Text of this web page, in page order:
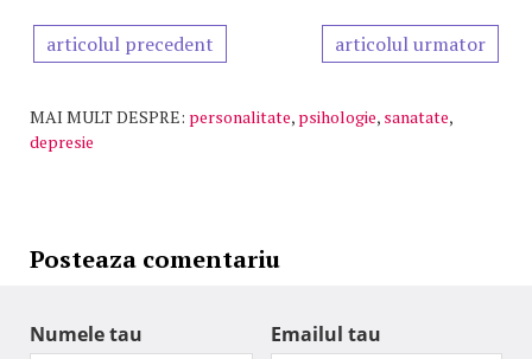
articolul precedent articolul urmator
MAI MULT DESPRE: personalitate, psihologie, sanatate,
depresie
Posteaza comentariu
Numele tau Emailul tau